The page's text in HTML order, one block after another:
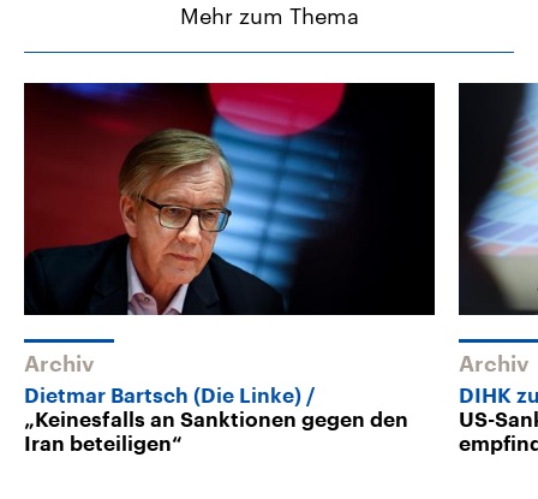
Mehr zum Thema
Archiv
Dietmar Bartsch (Die Linke)
„Keinesfalls an Sanktionen gegen den
Iran beteiligen“
Archiv
DIHK
US-